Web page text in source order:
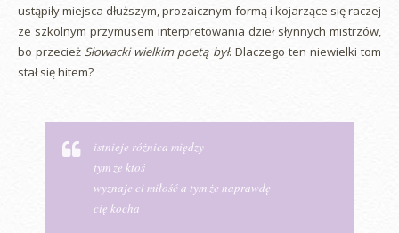
ustąpiły miejsca dłuższym, prozaicznym formą i kojarzące się raczej
ze szkolnym przymusem interpretowania dzieł słynnych mistrzów,
bo przecieżSłowacki wielkim poetą był. Dlaczego ten niewielki tom
stał się hitem?
istnieje różnica między
tym że ktoś
wyznaje ci miłość a tym że naprawdę
cię kocha